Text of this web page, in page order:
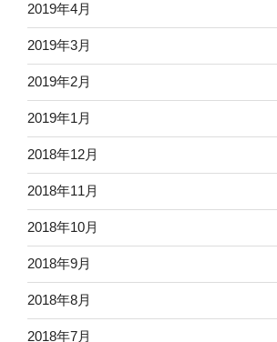
2019年4月
2019年3月
2019年2月
2019年1月
2018年12月
2018年11月
2018年10月
2018年9月
2018年8月
2018年7月